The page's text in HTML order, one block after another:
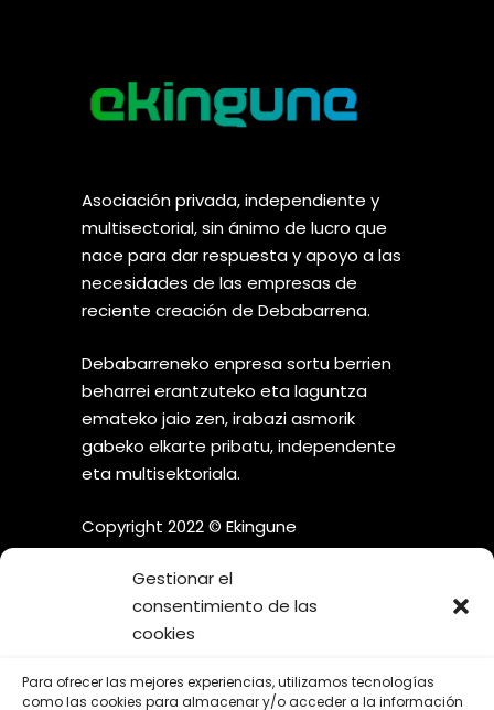
Gestionar el
consentimiento de las
cookies
Para ofrecer las mejores experiencias, utilizamos tecnologías
como las cookies para almacenar y/o acceder a la información
Asociación privada, independiente y
multisectorial, sin ánimo de lucro que
nace para dar respuesta y apoyo a las
necesidades de las empresas de
reciente creación de Debabarrena.
Debabarreneko enpresa sortu berrien
beharrei erantzuteko eta laguntza
emateko jaio zen, irabazi asmorik
gabeko elkarte pribatu, independente
eta multisektoriala.
Copyright 2022 © Ekingune
¡SÍGUENOS EN LAS REDES